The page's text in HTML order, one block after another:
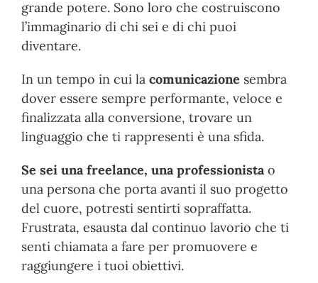
grande potere. Sono loro che costruiscono
l’immaginario di chi sei e di chi puoi
diventare.
In un tempo in cui la comunicazione sembra
dover essere sempre performante, veloce e
finalizzata alla conversione, trovare un
linguaggio che ti rappresenti è una sfida.
Se sei una freelance, una professionistao
una persona che porta avanti il suo progetto
del cuore, potresti sentirti sopraffatta.
Frustrata, esausta dal continuo lavorio che ti
senti chiamata a fare per promuovere e
raggiungere i tuoi obiettivi.